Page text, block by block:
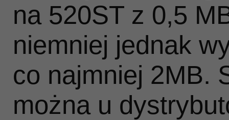
na 520ST z 0,5
niemniej jednak
co najmniej 2MB.
można u